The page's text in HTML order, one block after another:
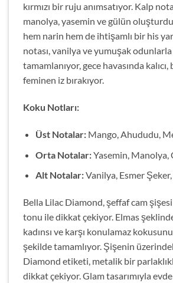
kırmızı bir ruju anımsatıyor. Kalp
manolya, yasemin ve gülün
hem narin hem de ihtişamlı bir his
notası, vanilya ve yumuşak
tamamlanıyor, gece havasında kalıcı,
feminen iz bırakıyor.
Koku Notları:
Üst Notalar:Mango, Ahududu,
Orta Notalar:Yasemin, Manolya,
Alt Notalar:Vanilya, Esmer
Bella Lilac Diamond, şeffaf cam
tonu ile dikkat çekiyor. Elmas
kadınsı ve karşı konulamaz
şekilde tamamlıyor. Şişenin
Diamond etiketi, metalik bir
dikkat çekiyor. Glam tasarımıyla evde